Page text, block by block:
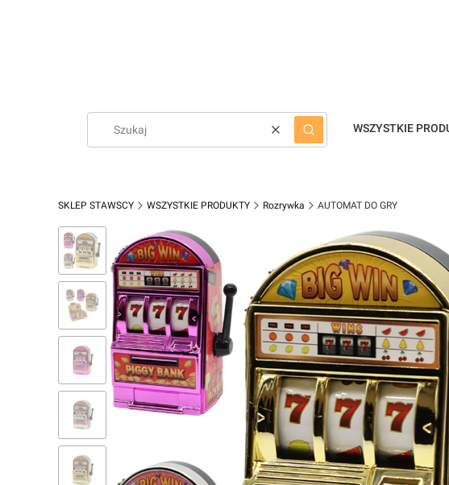
WyczyśćSzukaj
WSZYSTKIE
SKLEP STAWSCY WSZYSTKIE PRODUKTY Rozrywka AUTOMAT DO GRY